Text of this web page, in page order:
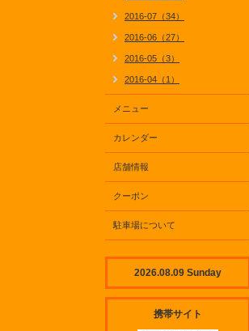
2016-07（34）
2016-06（27）
2016-05（3）
2016-04（1）
メニュー
カレンダー
店舗情報
クーポン
駐車場について
2026.08.09 Sunday
携帯サイト